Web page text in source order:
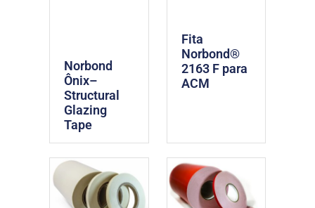
Norbond
Ônix–
Structural
Glazing
Tape
Fita
Norbond®
2163 F para
ACM